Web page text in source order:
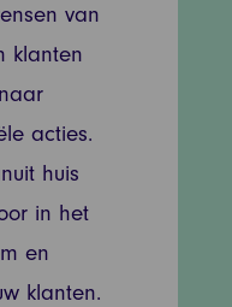
van
klanten
acties.
huis
in het
en
klanten.